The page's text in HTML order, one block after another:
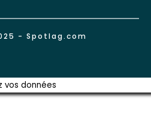
- Spotlag.com
vos données